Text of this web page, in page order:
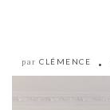
par CLÉMENCE